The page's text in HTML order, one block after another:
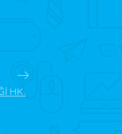
HK.